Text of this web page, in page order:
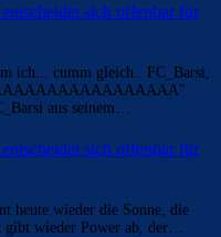
sich offenbar für
ich... cumm gleich.. FC_Barsi,
aus seinem…
sich offenbar für
heute wieder die Sonne, die
wieder Power ab, der…